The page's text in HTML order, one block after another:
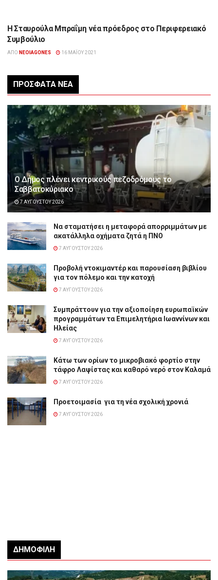
ΉΠΕΙΡΟΣ
Η Σταυρούλα Μπραΐμη νέα πρόεδρος στο Περιφερειακό
Συμβούλιο
ΑΠΌ NEOIAGONES 16 ΜΑΪ́ΟΥ 2021
ΠΡΌΣΦΑΤΑ ΝΈΑ
Ο Δήμος πλένει κεντρικούς πεζοδρόμους το
Σαββατοκύριακο
7 ΑΥΓΟΎΣΤΟΥ 2026
Να σταματήσει η μεταφορά απορριμμάτων με
ακατάλληλα οχήματα ζητά η ΠΝΟ
7 ΑΥΓΟΎΣΤΟΥ 2026
Προβολή ντοκιμαντέρ και παρουσίαση βιβλίου
για τον πόλεμο και την κατοχή
7 ΑΥΓΟΎΣΤΟΥ 2026
Συμπράττουν για την αξιοποίηση ευρωπαϊκών
προγραμμάτων τα Επιμελητήρια Ιωαννίνων και
Ηλείας
7 ΑΥΓΟΎΣΤΟΥ 2026
Κάτω των ορίων το μικροβιακό φορτίο στην
τάφρο Λαψίστας και καθαρό νερό στον Καλαμά
7 ΑΥΓΟΎΣΤΟΥ 2026
Προετοιμασία για τη νέα σχολική χρονιά
7 ΑΥΓΟΎΣΤΟΥ 2026
ΔΗΜΟΦΙΛΉ